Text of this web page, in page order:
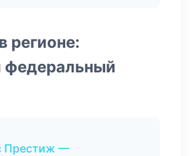
регионе:
федеральный
Престиж —